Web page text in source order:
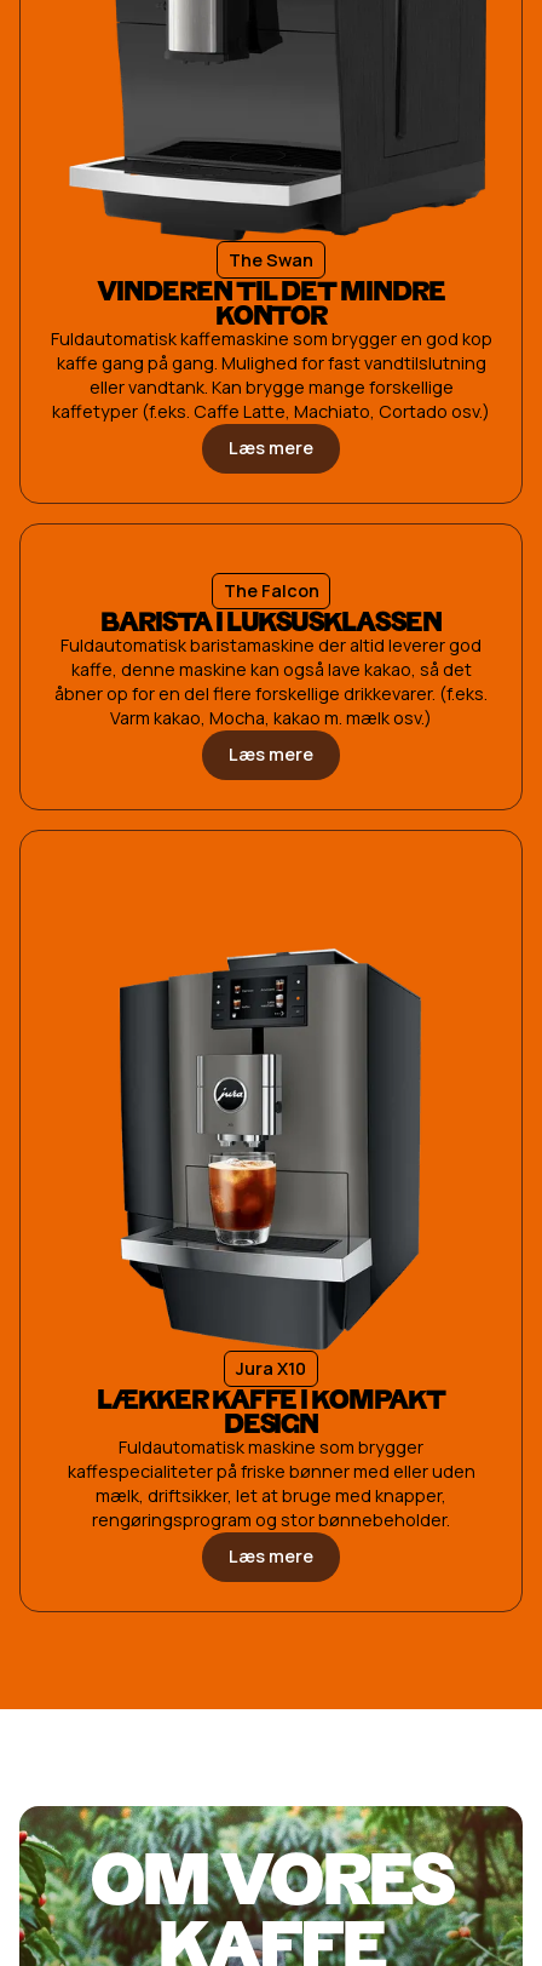
Jura X10
LÆKKER KAFFE I KOMPAKT
DESIGN
Fuldautomatisk maskine som brygger
kaffespecialiteter på friske bønner med eller uden
mælk, driftsikker, let at bruge med knapper,
rengøringsprogram og stor bønnebeholder.
Læs mere
The Swan
VINDEREN TIL DET MINDRE
KONTOR
Fuldautomatisk kaffemaskine som brygger en god kop
kaffe gang på gang. Mulighed for fast vandtilslutning
eller vandtank. Kan brygge mange forskellige
kaffetyper (f.eks. Caffe Latte, Machiato, Cortado osv.)
Læs mere
The Falcon
BARISTA I LUKSUSKLASSEN
Fuldautomatisk baristamaskine der altid leverer god
kaffe, denne maskine kan også lave kakao, så det
åbner op for en del flere forskellige drikkevarer. (f.eks.
Varm kakao, Mocha, kakao m. mælk osv.)
Læs mere
OM VORES
KAFFE